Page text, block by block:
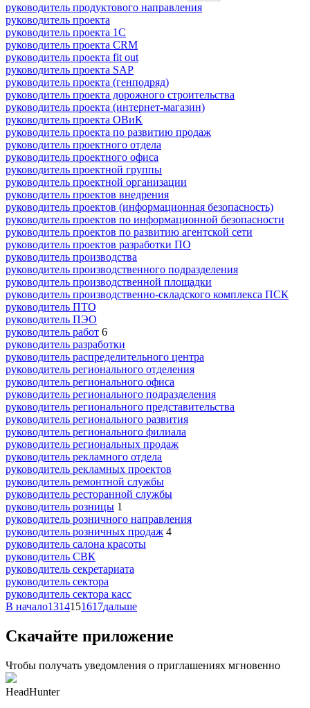
руководитель продуктового направления
руководитель проекта
руководитель проекта 1C
руководитель проекта CRM
руководитель проекта fit out
руководитель проекта SAP
руководитель проекта (генподряд)
руководитель проекта дорожного строительства
руководитель проекта (интернет-магазин)
руководитель проекта ОВиК
руководитель проекта по развитию продаж
руководитель проектного отдела
руководитель проектного офиса
руководитель проектной группы
руководитель проектной организации
руководитель проектов внедрения
руководитель проектов (информационная безопасность)
руководитель проектов по информационной безопасности
руководитель проектов по развитию агентской сети
руководитель проектов разработки ПО
руководитель производства
руководитель производственного подразделения
руководитель производственной площадки
руководитель производственно-складского комплекса ПСК
руководитель ПТО
руководитель ПЭО
руководитель работ 6
руководитель разработки
руководитель распределительного центра
руководитель регионального отделения
руководитель регионального офиса
руководитель регионального подразделения
руководитель регионального представительства
руководитель регионального развития
руководитель регионального филиала
руководитель региональных продаж
руководитель рекламного отдела
руководитель рекламных проектов
руководитель ремонтной службы
руководитель ресторанной службы
руководитель розницы 1
руководитель розничного направления
руководитель розничных продаж 4
руководитель салона красоты
руководитель СВК
руководитель секретариата
руководитель сектора
руководитель сектора касс
В начало1314151617дальше
Скачайте приложение
Чтобы получать уведомления о приглашениях мгновенно
HeadHunter